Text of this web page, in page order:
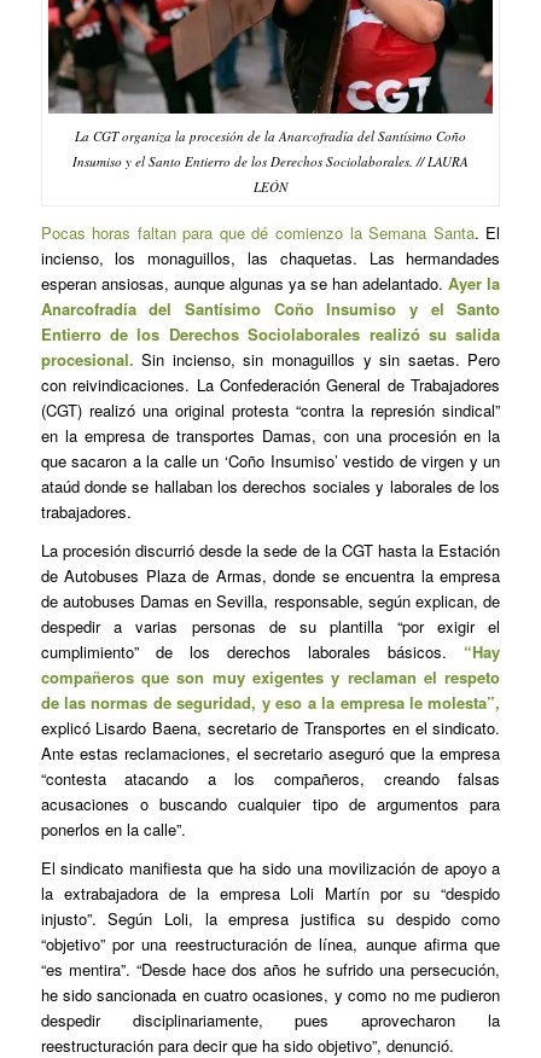
La CGT organiza la procesión de la Anarcofradía del Santísimo Coño
Insumiso y el Santo Entierro de los Derechos Sociolaborales. // LAURA
LEÓN
Pocas horas faltan para que dé comienzo la Semana Santa. El
incienso, los monaguillos, las chaquetas. Las hermandades
esperan ansiosas, aunque algunas ya se han adelantado.Ayer la
Anarcofradía del Santísimo Coño Insumiso y el Santo
Entierro de los Derechos Sociolaborales realizó su salida
procesional. Sin incienso, sin monaguillos y sin saetas. Pero
con reivindicaciones. La Confederación General de Trabajadores
(CGT) realizó una original protesta “contra la represión sindical”
en la empresa de transportes Damas, con una procesión en la
que sacaron a la calle un ‘Coño Insumiso’ vestido de virgen y un
ataúd donde se hallaban los derechos sociales y laborales de los
trabajadores.
La procesión discurrió desde la sede de la CGT hasta la Estación
de Autobuses Plaza de Armas, donde se encuentra la empresa
de autobuses Damas en Sevilla, responsable, según explican, de
despedir a varias personas de su plantilla “por exigir el
cumplimiento” de los derechos laborales básicos. “Hay
compañeros que son muy exigentes y reclaman el respeto
de las normas de seguridad, y eso a la empresa le molesta”,
explicó Lisardo Baena, secretario de Transportes en el sindicato.
Ante estas reclamaciones, el secretario aseguró que la empresa
“contesta atacando a los compañeros, creando falsas
acusaciones o buscando cualquier tipo de argumentos para
ponerlos en la calle”.
El sindicato manifiesta que ha sido una movilización de apoyo a
la extrabajadora de la empresa Loli Martín por su “despido
injusto”. Según Loli, la empresa justifica su despido como
“objetivo” por una reestructuración de línea, aunque afirma que
“es mentira”. “Desde hace dos años he sufrido una persecución,
he sido sancionada en cuatro ocasiones, y como no me pudieron
despedir disciplinariamente, pues aprovecharon la
reestructuración para decir que ha sido objetivo”, denunció.